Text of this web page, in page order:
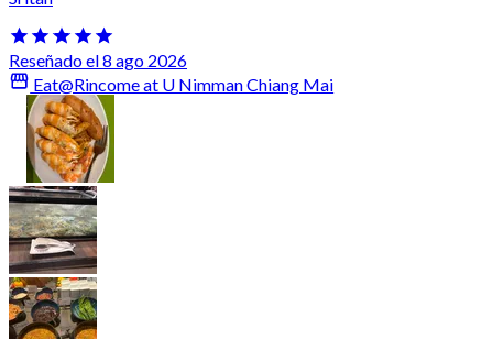
Reseñado el 8 ago 2026
Eat@Rincome at U Nimman Chiang Mai